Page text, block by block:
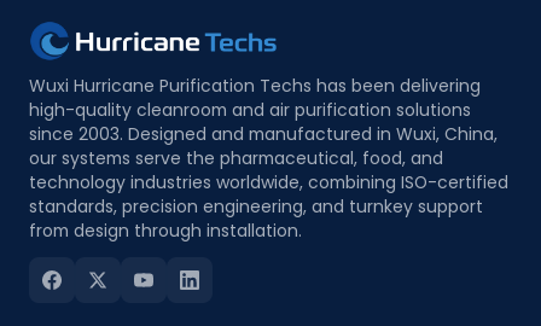
Wuxi Hurricane Purification Techs has been delivering
high-quality cleanroom and air purification solutions
since 2003. Designed and manufactured in Wuxi, China,
our systems serve the pharmaceutical, food, and
technology industries worldwide, combining ISO-certified
standards, precision engineering, and turnkey support
from design through installation.